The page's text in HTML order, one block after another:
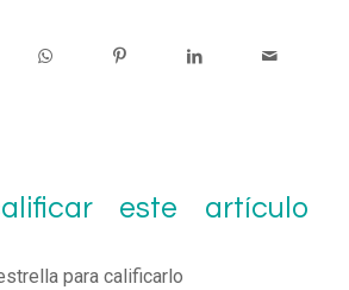
este artículo
para calificarlo